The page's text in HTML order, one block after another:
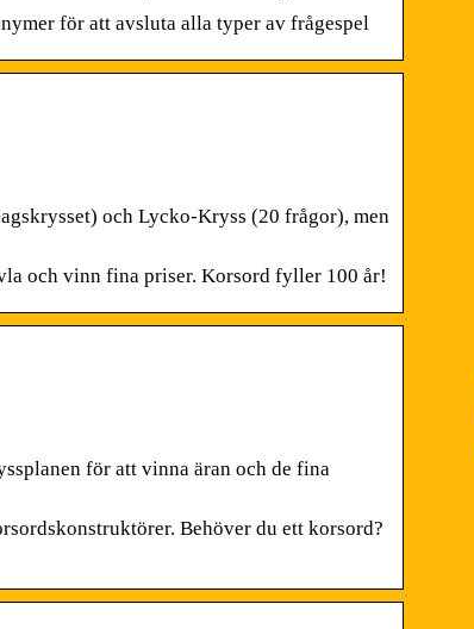
för att avsluta alla typer av frågespel
och Lycko-Kryss (20 frågor), men
och vinn fina priser. Korsord fyller 100 år!
för att vinna äran och de fina
Behöver du ett korsord?